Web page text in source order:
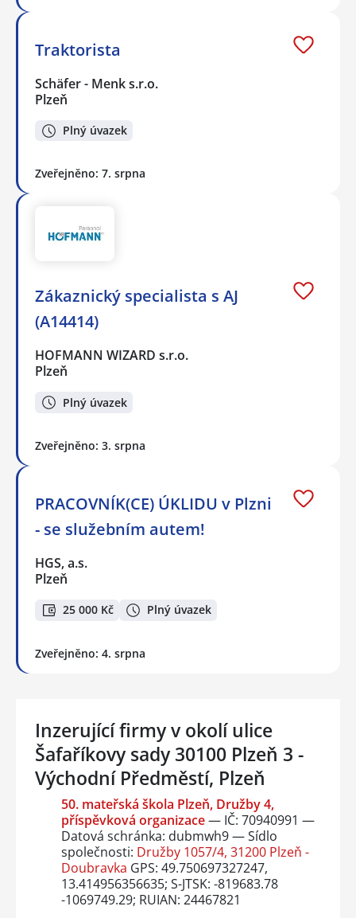
Traktorista
Schäfer - Menk s.r.o.
Plzeň
Plný úvazek
Zveřejněno: 7. srpna
Zákaznický specialista s AJ
(A14414)
HOFMANN WIZARD s.r.o.
Plzeň
Plný úvazek
Zveřejněno: 3. srpna
PRACOVNÍK(CE) ÚKLIDU v Plzni
- se služebním autem!
HGS, a.s.
Plzeň
25 000 Kč Plný úvazek
Zveřejněno: 4. srpna
Inzerující firmy v okolí ulice
Šafaříkovy sady 30100 Plzeň 3 -
Východní Předměstí, Plzeň
50. mateřská škola Plzeň, Družby 4,
příspěvková organizace— IČ: 70940991 —
Datová schránka: dubmwh9 — Sídlo
společnosti: Družby 1057/4, 31200 Plzeň -
Doubravka GPS: 49.750697327247,
13.414956356635; S-JTSK: -819683.78
-1069749.29; RUIAN: 24467821